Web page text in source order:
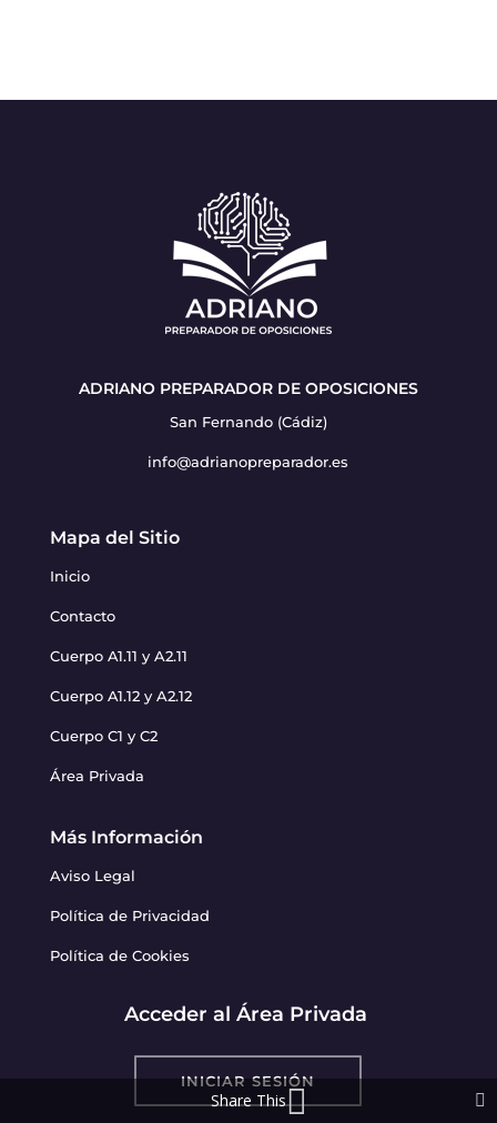
ADRIANO PREPARADOR DE OPOSICIONES
San Fernando (Cádiz)
info@adrianopreparador.es
Mapa del Sitio
Inicio
Contacto
Cuerpo A1.11 y A2.11
Cuerpo A1.12 y A2.12
Cuerpo C1 y C2
Área Privada
Más Información
Aviso Legal
Política de Privacidad
Política de Cookies
Acceder al Área Privada
INICIAR SESIÓN
Share This